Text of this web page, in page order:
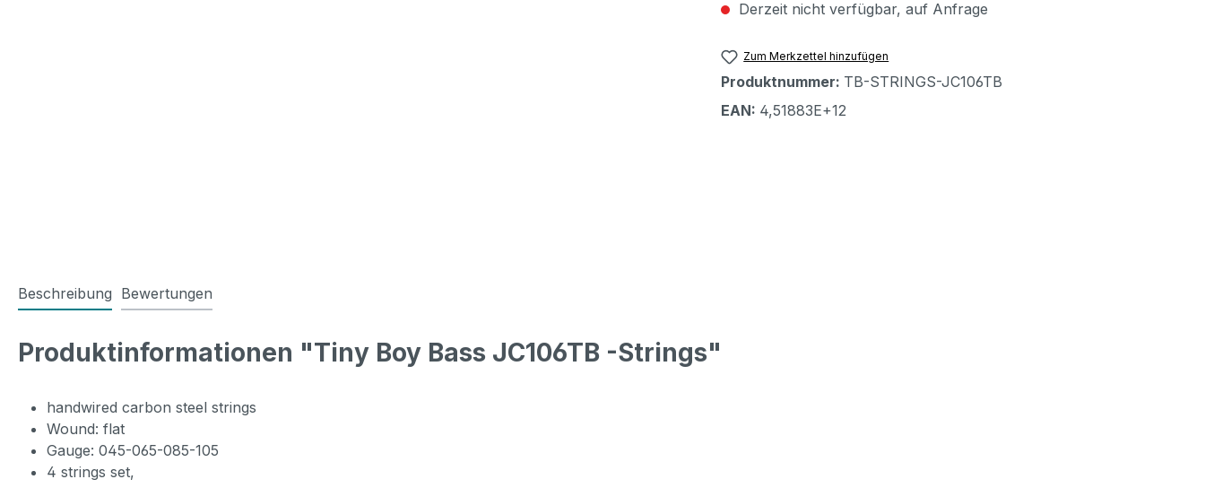
Derzeit nicht verfügbar, auf Anfrage
Zum Merkzettel hinzufügen
Produktnummer: TB-STRINGS-JC106TB
EAN: 4,51883E+12
Beschreibung Bewertungen
Produktinformationen "Tiny Boy Bass JC106TB -Strings"
handwired carbon steel strings
Wound: flat
Gauge: 045-065-085-105
4 strings set,